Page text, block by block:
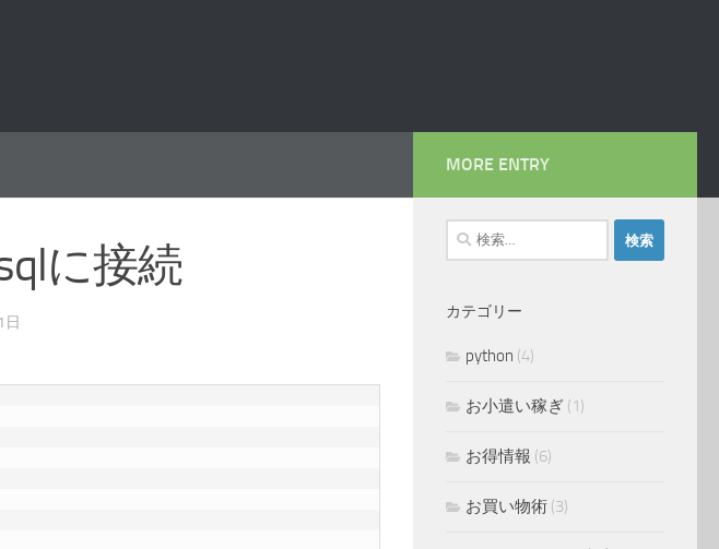
に接続
MORE ENTRY
検
索:
カテゴリー
python (4)
お小遣い稼ぎ (1)
お得情報 (6)
お買い物術 (3)